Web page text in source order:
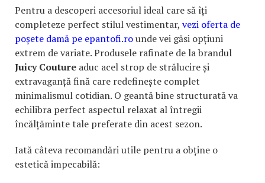
Pentru a descoperi accesoriul ideal care să îți
completeze perfect stilul vestimentar, vezi oferta de
poșete damă pe epantofi.rounde vei găsi opțiuni
extrem de variate. Produsele rafinate de la brandul
Juicy Couture aduc acel strop de strălucire și
extravaganță fină care redefinește complet
minimalismul cotidian. O geantă bine structurată va
echilibra perfect aspectul relaxat al întregii
încălțăminte tale preferate din acest sezon.
Iată câteva recomandări utile pentru a obține o
estetică impecabilă: